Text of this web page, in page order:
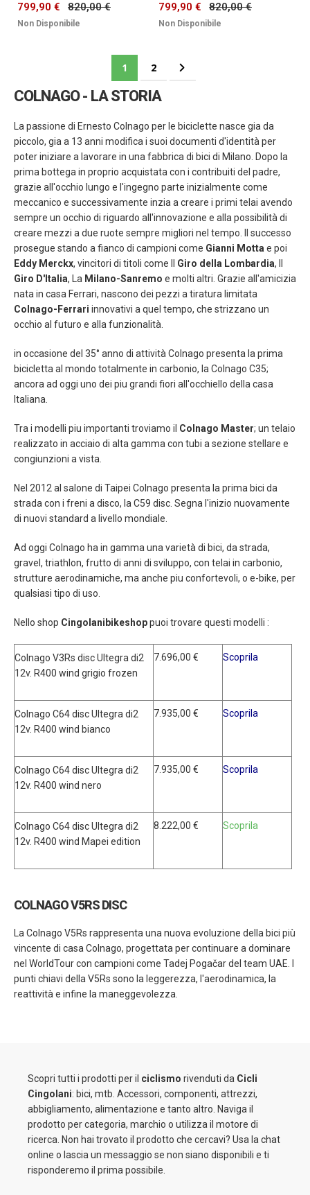
799,90 € 820,00 €
Non Disponibile
799,90 € 820,00 €
Non Disponibile
Attualmente stai leggendo la pagina
1 Pagina
2 Pagina
Successivo
COLNAGO - LA STORIA
La passione di Ernesto Colnago per le biciclette nasce gia da
piccolo, gia a 13 anni modifica i suoi documenti d'identità per
poter iniziare a lavorare in una fabbrica di bici di Milano. Dopo la
prima bottega in proprio acquistata con i contribuiti del padre,
grazie all'occhio lungo e l'ingegno parte inizialmente come
meccanico e successivamente inzia a creare i primi telai avendo
sempre un occhio di riguardo all'innovazione e alla possibilità di
creare mezzi a due ruote sempre migliori nel tempo. Il successo
prosegue stando a fianco di campioni come Gianni Motta e poi
Eddy Merckx, vincitori di titoli come Il Giro della Lombardia, Il
Giro D'Italia, La Milano-Sanremo e molti altri. Grazie all'amicizia
nata in casa Ferrari, nascono dei pezzi a tiratura limitata
Colnago-Ferrari innovativi a quel tempo, che strizzano un
occhio al futuro e alla funzionalità.
in occasione del 35° anno di attività Colnago presenta la prima
bicicletta al mondo totalmente in carbonio, la Colnago C35;
ancora ad oggi uno dei piu grandi fiori all'occhiello della casa
Italiana.
Tra i modelli piu importanti troviamo il Colnago Master; un telaio
realizzato in acciaio di alta gamma con tubi a sezione stellare e
congiunzioni a vista.
Nel 2012 al salone di Taipei Colnago presenta la prima bici da
strada con i freni a disco, la C59 disc. Segna l'inizio nuovamente
di nuovi standard a livello mondiale.
Ad oggi Colnago ha in gamma una varietà di bici, da strada,
gravel, triathlon, frutto di anni di sviluppo, con telai in carbonio,
strutture aerodinamiche, ma anche piu confortevoli, o e-bike, per
qualsiasi tipo di uso.
Nello shop Cingolanibikeshoppuoi trovare questi modelli :
Colnago V3Rs disc Ultegra di2
12v. R400 wind grigio frozen
7.696,00 € Scoprila
Colnago C64 disc Ultegra di2
12v. R400 wind bianco
7.935,00 € Scoprila
Colnago C64 disc Ultegra di2
12v. R400 wind nero
7.935,00 € Scoprila
Colnago C64 disc Ultegra di2
12v. R400 wind Mapei edition
8.222,00 € Scoprila
COLNAGO V5RS DISC
La Colnago V5Rs rappresenta una nuova evoluzione della bici più
vincente di casa Colnago, progettata per continuare a dominare
nel WorldTour con campioni come Tadej Pogačar del team UAE. I
punti chiavi della V5Rs sono la leggerezza, l'aerodinamica, la
reattività e infine la maneggevolezza.
Scopri tutti i prodotti per il ciclismo rivenduti da Cicli
Cingolani: bici, mtb. Accessori, componenti, attrezzi,
abbigliamento, alimentazione e tanto altro. Naviga il
prodotto per categoria, marchio o utilizza il motore di
ricerca. Non hai trovato il prodotto che cercavi? Usa la chat
online o lascia un messaggio se non siano disponibili e ti
risponderemo il prima possibile.